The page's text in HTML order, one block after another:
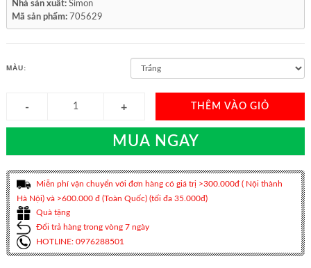
Nhà sản xuất: Simon
Mã sản phẩm: 705629
MÀU:
THÊM VÀO GIỎ
MUA NGAY
Miễn phí vận chuyển với đơn hàng có giá trị >300.000đ ( Nội thành
Hà Nội) và >600.000 đ (Toàn Quốc) (tối đa 35.000đ)
Quà tặng
Đổi trả hàng trong vòng 7 ngày
HOTLINE: 0976288501